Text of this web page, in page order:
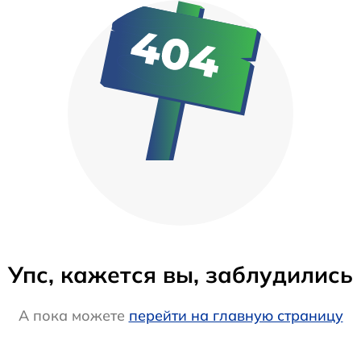
Упс, кажется вы, заблудились
А пока можете перейти на главную страницу